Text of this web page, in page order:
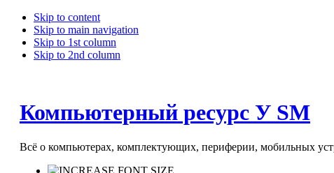
Skip to content
Skip to main navigation
Skip to 1st column
Skip to 2nd column
Компьютерный ресурс У SM
Всё о компьютерах, комплектующих, периферии, мобильных